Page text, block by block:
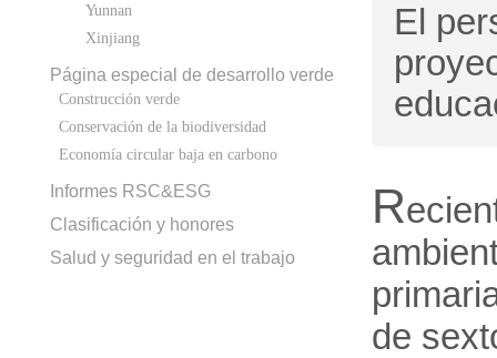
Yunnan
Xinjiang
Página especial de desarrollo verde
Construcción verde
Conservación de la biodiversidad
Economía circular baja en carbono
Informes RSC&ESG
Clasificación y honores
Salud y seguridad en el trabajo
El
R
de